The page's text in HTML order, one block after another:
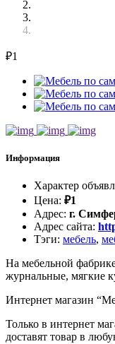
₽1
Информация
Характер
Цена: ₽1
Адрес: г.
Адрес сайта:
Тэги: мебель,
На мебельной
журнальные, мягкие
Интернет магазин
Только в интернет
доставят товар в